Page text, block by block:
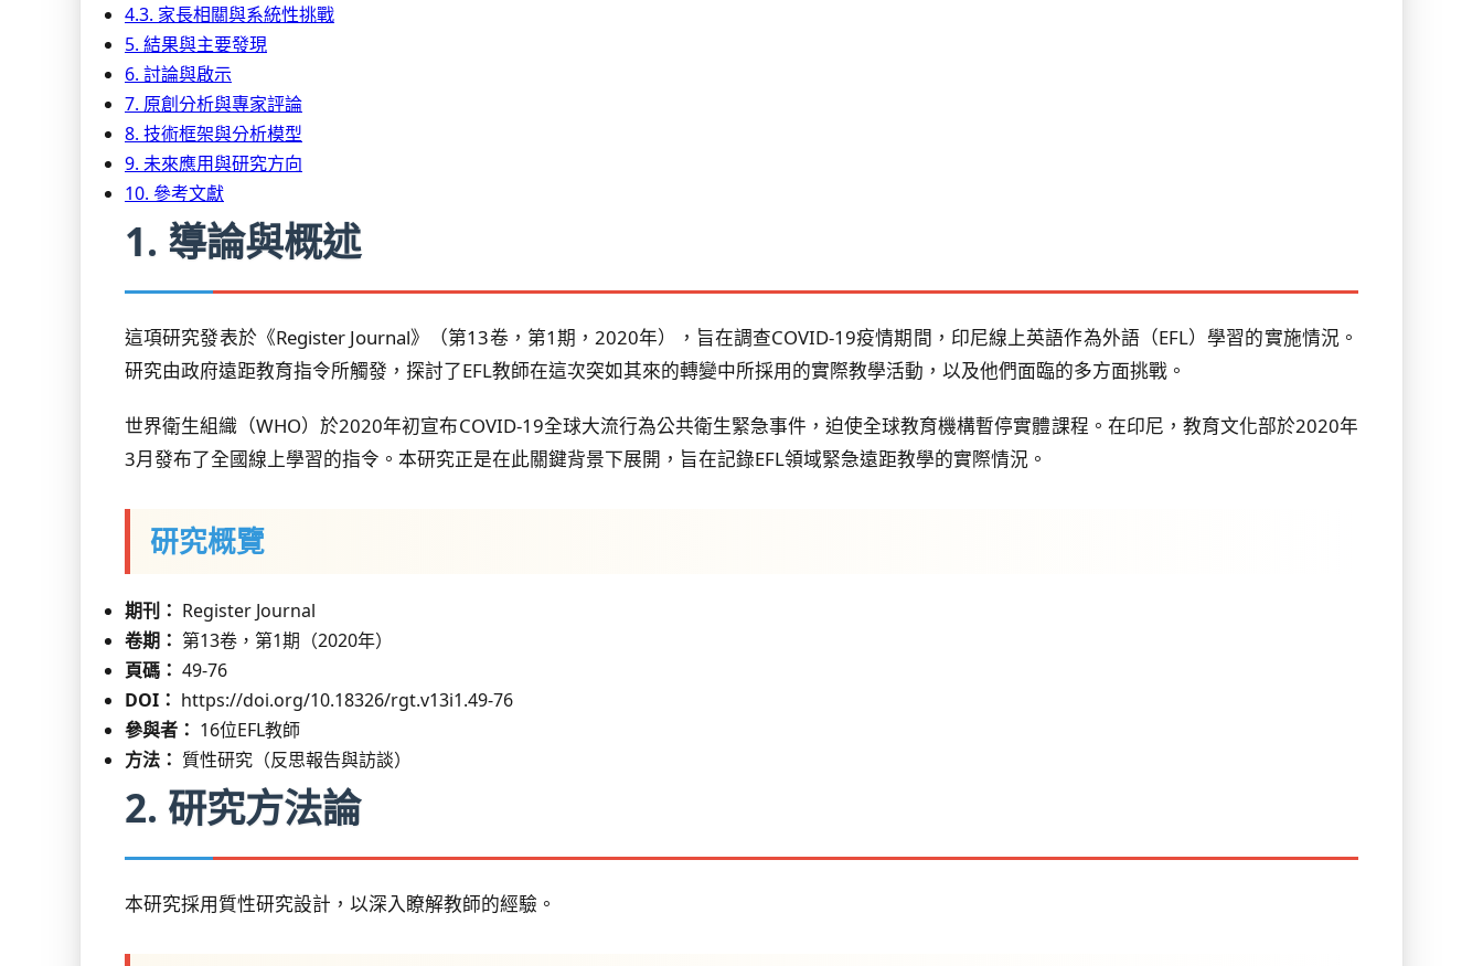
4.3. 家長相關與系統性挑戰
5. 結果與主要發現
6. 討論與啟示
7. 原創分析與專家評論
8. 技術框架與分析模型
9. 未來應用與研究方向
10. 參考文獻
1. 導論與概述
這項研究發表於《Register Journal》（第13卷，第1期，2020年），旨在調查COVID-19疫情期間，印尼線上英語作為外語（EFL）學習的實施情況。
研究由政府遠距教育指令所觸發，探討了EFL教師在這次突如其來的轉變中所採用的實際教學活動，以及他們面臨的多方面挑戰。
世界衛生組織（WHO）於2020年初宣布COVID-19全球大流行為公共衛生緊急事件，迫使全球教育機構暫停實體課程。在印尼，教育文化部於2020年
3月發布了全國線上學習的指令。本研究正是在此關鍵背景下展開，旨在記錄EFL領域緊急遠距教學的實際情況。
研究概覽
期刊： Register Journal
卷期： 第13卷，第1期（2020年）
頁碼： 49-76
DOI： https://doi.org/10.18326/rgt.v13i1.49-76
參與者： 16位EFL教師
方法： 質性研究（反思報告與訪談）
2. 研究方法論
本研究採用質性研究設計，以深入瞭解教師的經驗。